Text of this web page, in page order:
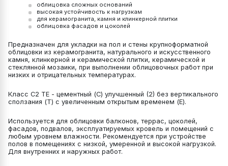
облицовка сложных оснований
высокая устойчивость к нагрузкам
для керамогранита, камня и клинкерной плитки
облицовка фасадов и цоколей
Предназначен для укладки на пол и стены крупноформатной
облицовки из керамогранита, натурального и искусственного
камня, клинкерной и керамической плитки, керамической и
стеклянной мозаики, при выполнении облицовочных работ при
низких и отрицательных температурах.
Класс С2 ТЕ - цементный (С) улучшенный (2) без вертикального
сползания (Т) с увеличенным открытым временем (E).
Используется для облицовки балконов, террас, цоколей,
фасадов, подвалов, эксплуатируемых кровель и помещений с
любым уровнем влажности. Рекомендуется при устройстве
полов в помещениях с низкой, умеренной и высокой нагрузкой.
Для внутренних и наружных работ.